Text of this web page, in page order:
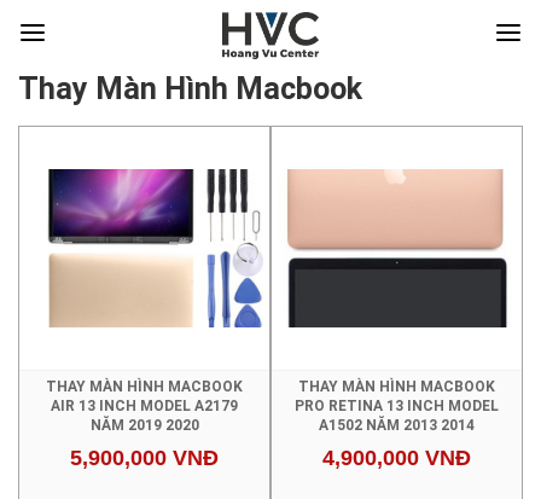
Thay Màn Hình Macbook
THAY MÀN HÌNH MACBOOK
AIR 13 INCH MODEL A2179
NĂM 2019 2020
5,900,000 VNĐ
THAY MÀN HÌNH MACBOOK
PRO RETINA 13 INCH MODEL
A1502 NĂM 2013 2014
4,900,000 VNĐ